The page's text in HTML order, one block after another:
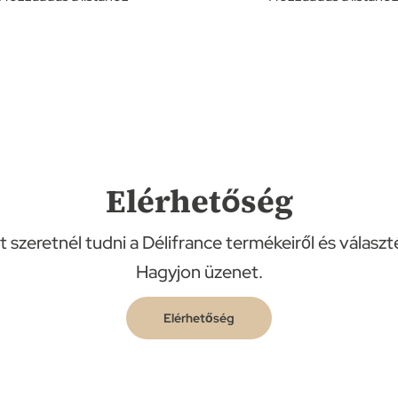
Elérhetőség
szeretnél tudni a Délifrance termékeiről és
Hagyjon üzenet.
Elérhetőség